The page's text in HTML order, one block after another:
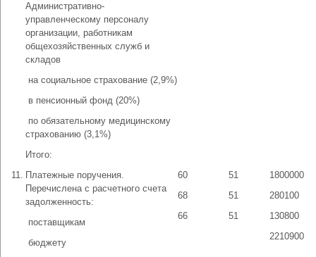
Административно-
управленческому персоналу
организации, работникам
общехозяйственных служб и
складов
­ на социальное страхование (2,9%)
­ в пенсионный фонд (20%)
­ по обязательному медицинскому
страхованию (3,1%)
Итого:
11. Платежные поручения.
Перечислена с расчетного счета
задолженность:
­ поставщикам
­ бюджету
60
68
66
51
51
51
1800000
280100
130800
2210900